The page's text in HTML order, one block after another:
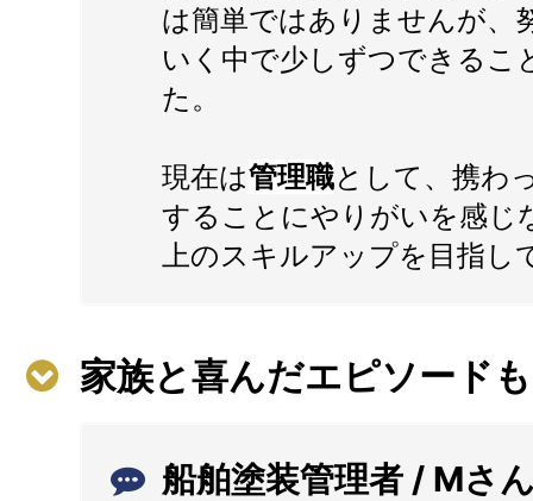
は簡単ではありませんが、
いく中で少しずつできるこ
た。
現在は管理職として、携わ
することにやりがいを感じ
上のスキルアップを目指し
家族と喜んだエピソード
船舶塗装管理者 / Mさ